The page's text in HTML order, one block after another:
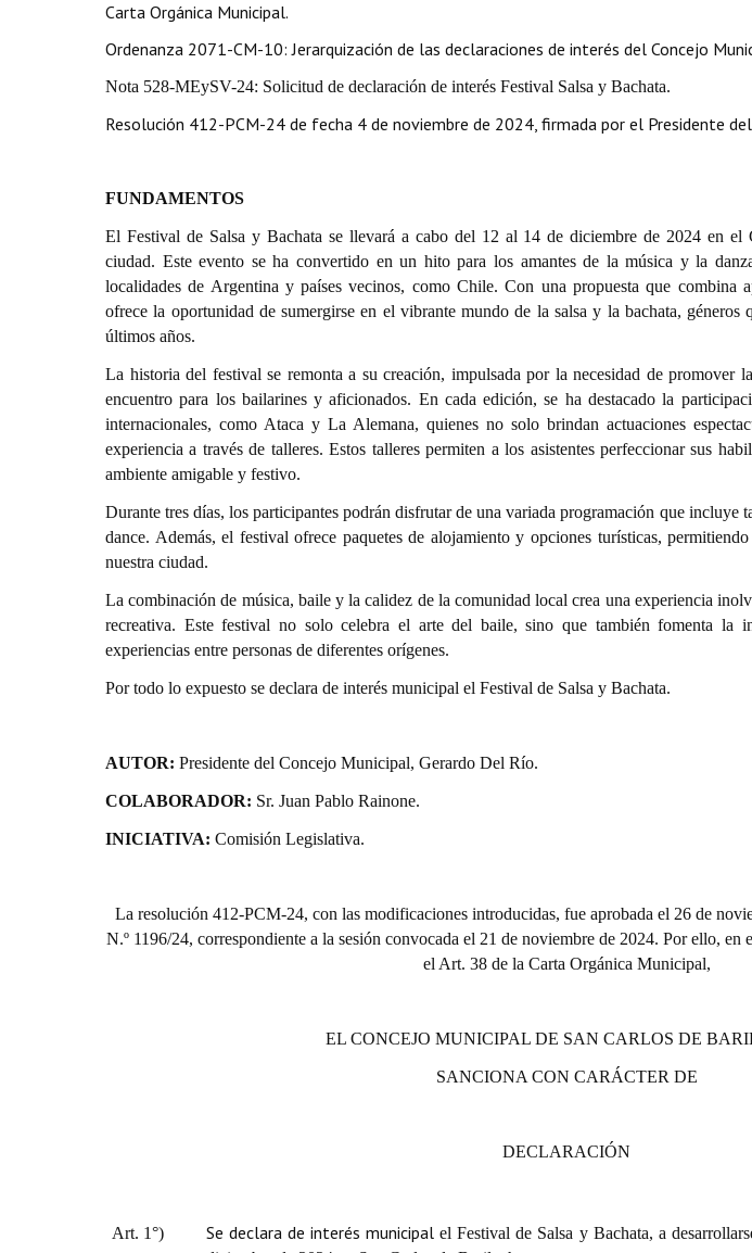
Carta Orgánica Municipal.
Ordenanza 2071-CM-10: Jerarquización de las declaraciones de interés del Concejo
Nota 528-MEySV-24: Solicitud de declaración de interés Festival Salsa y Bachata.
Resolución 412-PCM-24 de fecha 4 de noviembre de 2024, firmada por el Presidente
FUNDAMENTOS
El Festival de Salsa y Bachata se llevará a cabo del 12 al 14 de diciembre de 2024 en el
ciudad. Este evento se ha convertido en un hito para los amantes de la música y la
localidades de Argentina y países vecinos, como Chile. Con una propuesta que combina
ofrece la oportunidad de sumergirse en el vibrante mundo de la salsa y la bachata, géneros
últimos años.
La historia del festival se remonta a su creación, impulsada por la necesidad de promover
encuentro para los bailarines y aficionados. En cada edición, se ha destacado la
internacionales, como Ataca y La Alemana, quienes no solo brindan actuaciones
experiencia a través de talleres. Estos talleres permiten a los asistentes perfeccionar sus
ambiente amigable y festivo.
Durante tres días, los participantes podrán disfrutar de una variada programación que incluye
dance. Además, el festival ofrece paquetes de alojamiento y opciones turísticas,
nuestra ciudad.
La combinación de música, baile y la calidez de la comunidad local crea una experiencia
recreativa. Este festival no solo celebra el arte del baile, sino que también fomenta la
experiencias entre personas de diferentes orígenes.
Por todo lo expuesto se declara de interés municipal el Festival de Salsa y Bachata.
AUTOR: Presidente del Concejo Municipal, Gerardo Del Río.
COLABORADOR: Sr. Juan Pablo Rainone.
INICIATIVA: Comisión Legislativa.
La resolución 412-PCM-24, con las modificaciones introducidas, fue aprobada el 26 de
N.º 1196/24, correspondiente a la sesión convocada el 21 de noviembre de 2024. Por ello, en
el Art. 38 de la Carta Orgánica Municipal,
EL CONCEJO MUNICIPAL DE SAN CARLOS DE
SANCIONA CON CARÁCTER DE
DECLARACIÓN
Art. 1°) Se declara de interés municipalel Festival de Salsa y Bachata, a